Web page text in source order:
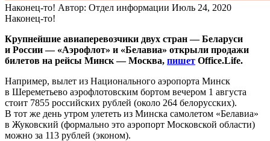
Наконец-то! Автор: Отдел информации Июль 24, 2020
Наконец-то!
Крупнейшие авиаперевозчики двух стран — Беларуси
и России — «Аэрофлот» и «Белавиа» открыли продажи
билетов на рейсы Минск — Москва, пишет Office.Life.
Например, вылет из Национального аэропорта Минск
в Шереметьево аэрофлотовским бортом вечером 1 августа
стоит 7855 российских рублей (около 264 белорусских).
В тот же день утром улететь из Минска самолетом «Белавиа»
в Жуковский (формально это аэропорт Московской области)
можно за 113 рублей (эконом).